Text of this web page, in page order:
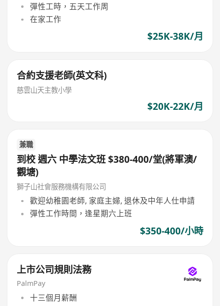
彈性工時，五天工作周
在家工作
$25K-38K/月
合約支援老師(英文科)
慈雲山天主教小學
$20K-22K/月
兼職
到校 週六 中學法文班 $380-400/堂(將軍澳/
觀塘)
獅子山社會服務機構有限公司
歡迎幼稚園老師, 家庭主婦, 退休及中年人仕申請
彈性工作時間，逢星期六上班
$350-400/小時
上市公司規則法務
PalmPay
十三個月薪酬